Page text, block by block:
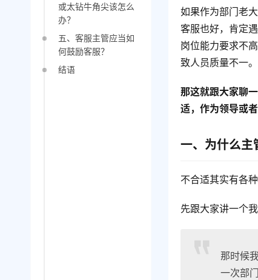
或太钻牛角尖该怎么
办？
五、客服主管应当如
何鼓励客服？
结语
如果作为部门老
客服也好，肯定
岗位能力要求不
致人员质量不一。
那这就跟大家聊
适，作为领导或
一、为什么主
不合适其实有各
先跟大家讲一个
那时候
一次部